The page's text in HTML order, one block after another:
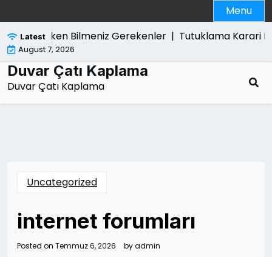
to
content
Menu
LatestBilmeniz Gerekenler |Tutuklama Karari Kim
August 7, 2026
Duvar Çatı Kaplama
Duvar Çatı Kaplama
Uncategorized
internet forumları
Posted on Temmuz 6, 2026 byadmin